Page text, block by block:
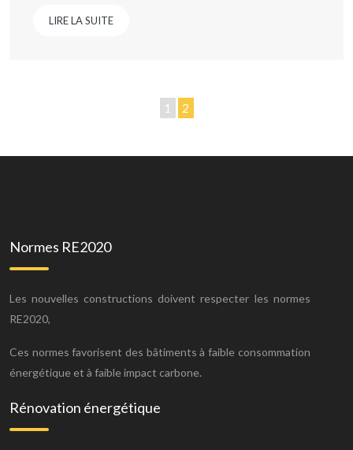
LIRE LA SUITE
1 2
Normes RE2020
Les nouvelles constructions doivent respecter les normes
RE2020,
Ces normes favorisent des bâtiments à faible consommation
énergétique et à faible impact carbone.
Rénovation énergétique